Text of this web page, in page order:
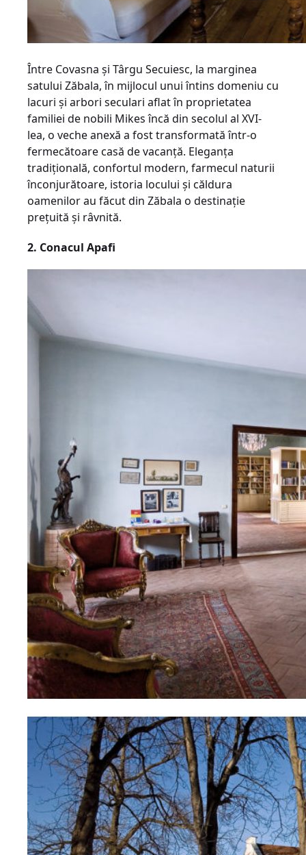
Între Covasna și Târgu Secuiesc, la marginea
satului Zăbala, în mijlocul unui întins domeniu cu
lacuri și arbori seculari aflat în proprietatea
familiei de nobili Mikes încă din secolul al XVI-
lea, o veche anexă a fost transformată într-o
fermecătoare casă de vacanță. Eleganța
tradițională, confortul modern, farmecul naturii
înconjurătoare, istoria locului și căldura
oamenilor au făcut din Zăbala o destinație
prețuită și râvnită.
2. Conacul Apafi